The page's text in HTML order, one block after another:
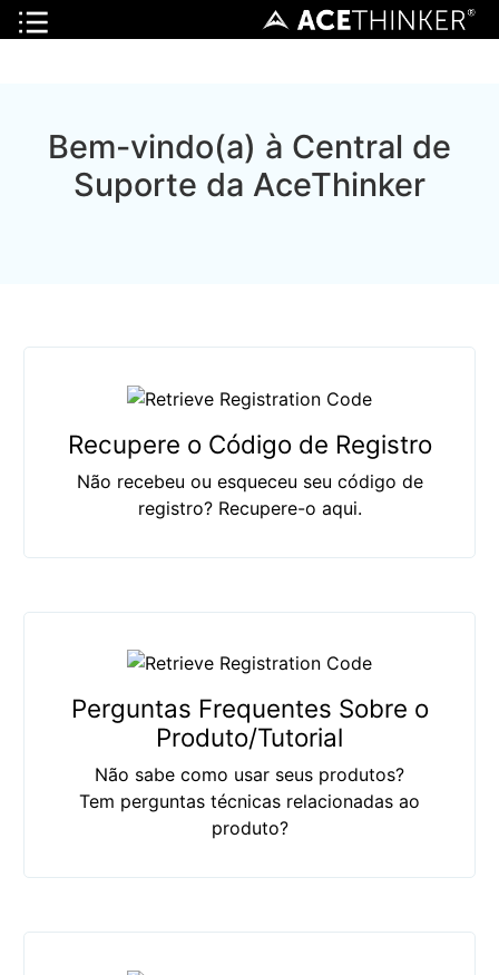
Bem-vindo(a) à Central de
Suporte da AceThinker
Recupere o Código de Registro
Não recebeu ou esqueceu seu código de
registro? Recupere-o aqui.
Perguntas Frequentes Sobre o
Produto/Tutorial
Não sabe como usar seus produtos?
Tem perguntas técnicas relacionadas ao
produto?